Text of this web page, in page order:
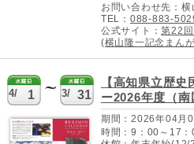
お問い合わせ先：
TEL： 088-883-
公式サイト：第22
(横山隆一記念まん
4/ 1 3/ 31
【高知県立歴
ー2026年度（南
期間：2026年04月
時間：9：00～17